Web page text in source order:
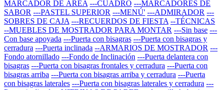
MARCADOR DE ÁREA ---CUADRO ---MARCADORES DE
SABOR ---PASTEL SUPERIOR ---MENÚ' ---ADMIRADOR ---
SOBRES DE CAJA ---RECUERDOS DE FIESTA --TÉCNICAS
--MUEBLES DE MOSTRADOR PARA MONTAR ---Sin base ---
Con base apoyada ---Puerta con bisagras ---Puerta con bisagras y
cerradura ---Puerta inclinada --ARMARIOS DE MOSTRADOR ---
Fondo atornillado ---Fondo de Inclinación ---Puerta delantera con
bisagras ---Puerta con bisagras frontales y cerradura ---Puerta con
bisagras arriba ---Puerta con bisagras arriba y cerradura ---Puerta
con bisagras laterales ---Puerta con bisagras laterales y cerradura ---